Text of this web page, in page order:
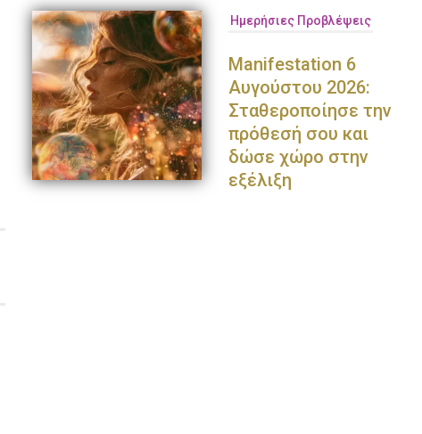
Ημερήσιες Προβλέψεις
Manifestation 6
Αυγούστου 2026:
Σταθεροποίησε την
πρόθεσή σου και
δώσε χώρο στην
εξέλιξη